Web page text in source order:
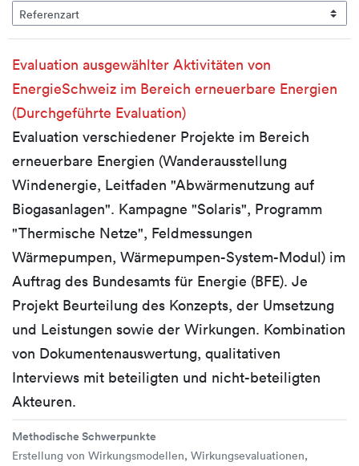
Evaluation ausgewählter Aktivitäten von
EnergieSchweiz im Bereich erneuerbare Energien
(Durchgeführte Evaluation)
Evaluation verschiedener Projekte im Bereich
erneuerbare Energien (Wanderausstellung
Windenergie, Leitfaden "Abwärmenutzung auf
Biogasanlagen". Kampagne "Solaris", Programm
"Thermische Netze", Feldmessungen
Wärmepumpen, Wärmepumpen-System-Modul) im
Auftrag des Bundesamts für Energie (BFE). Je
Projekt Beurteilung des Konzepts, der Umsetzung
und Leistungen sowie der Wirkungen. Kombination
von Dokumentenauswertung, qualitativen
Interviews mit beteiligten und nicht-beteiligten
Akteuren.
Methodische Schwerpunkte
Erstellung von Wirkungsmodellen, Wirkungsevaluationen,